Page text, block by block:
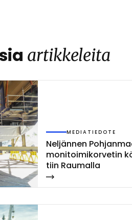
artikkeleita
MEDIATIEDOTE
Nel­jän­nen
mo­ni­toi­mi­kor­ve­tin
tiin Rau­mal­la